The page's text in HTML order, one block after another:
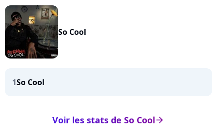
So Cool
1So Cool
arrow_right
Voir les stats de So Cool